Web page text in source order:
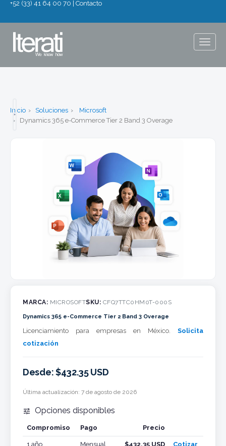
+52 (33) 41 64 00 70 Contacto
Inicio Soluciones
Microsoft
Dynamics 365 e-Commerce Tier 2 Band 3 Overage
MARCA: MICROSOFTSKU: CFQ7TTC0HM0T-000S
Dynamics 365 e-Commerce Tier 2 Band 3 Overage
Licenciamiento para empresas en México. Solicita
cotización
Desde: $432.35 USD
Última actualización: 7 de agosto de 2026
 Opciones disponibles
Compromiso Pago Precio
1 año
Mensual $432.35 USD Cotizar